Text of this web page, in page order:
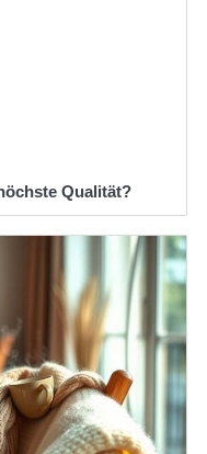
Qualität?